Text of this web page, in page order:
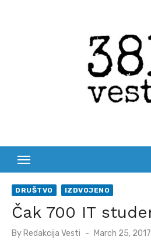
DRUŠTVO IZDVOJENO
Čak 700 IT
By Redakcija Vesti
Posted
March 25, 2017